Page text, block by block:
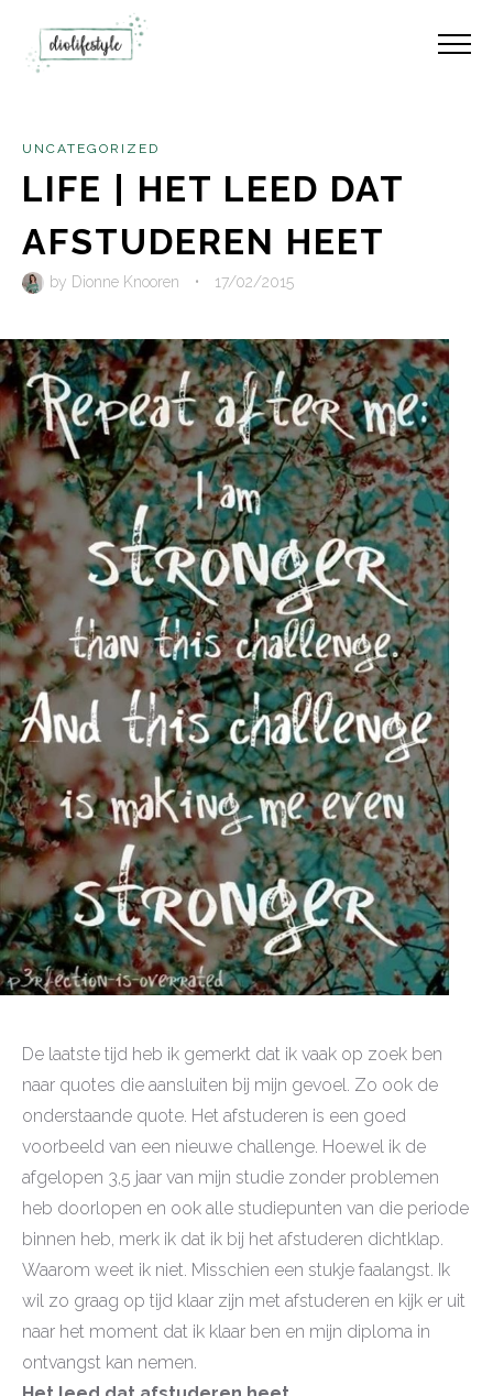
UNCATEGORIZED
LIFE | HET LEED DAT
AFSTUDEREN HEET
by Dionne Knooren • 17/02/2015
De laatste tijd heb ik gemerkt dat ik vaak op zoek ben
naar quotes die aansluiten bij mijn gevoel. Zo ook de
onderstaande quote. Het afstuderen is een goed
voorbeeld van een nieuwe challenge. Hoewel ik de
afgelopen 3,5 jaar van mijn studie zonder problemen
heb doorlopen en ook alle studiepunten van die periode
binnen heb, merk ik dat ik bij het afstuderen dichtklap.
Waarom weet ik niet. Misschien een stukje faalangst. Ik
wil zo graag op tijd klaar zijn met afstuderen en kijk er uit
naar het moment dat ik klaar ben en mijn diploma in
ontvangst kan nemen.